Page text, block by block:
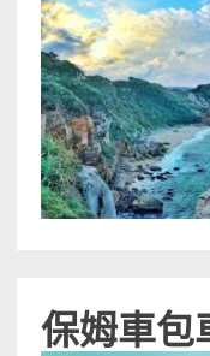
保姆車包